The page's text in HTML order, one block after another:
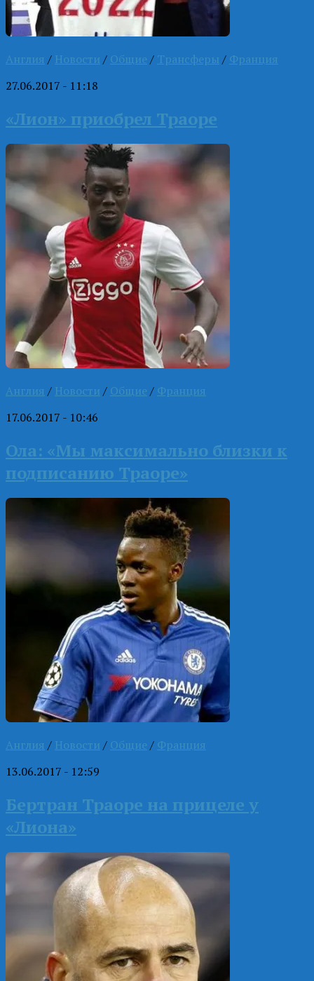
Англия / Новости / Общие / Трансферы / Франция
27.06.2017 - 11:18
«Лион» приобрел Траоре
Англия / Новости / Общие / Франция
17.06.2017 - 10:46
Ола: «Мы максимально близки к
подписанию Траоре»
Англия / Новости / Общие / Франция
13.06.2017 - 12:59
Бертран Траоре на прицеле у
«Лиона»